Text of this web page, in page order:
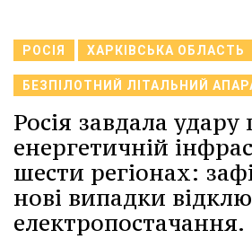
РОСІЯ ХАРКІВСЬКА ОБЛАСТЬ
БЕЗПІЛОТНИЙ ЛІТАЛЬНИЙ
Росія завдала удару
енергетичній
шести регіонах:
нові випадки
електропостачання.